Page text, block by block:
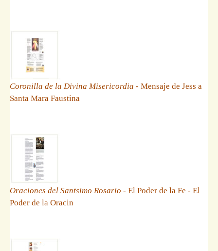
Coronilla de la Divina Misericordia - Mensaje de Jess a
Santa Mara Faustina
Oraciones del Santsimo Rosario - El Poder de la Fe - El
Poder de la Oracin